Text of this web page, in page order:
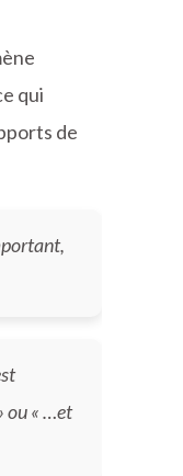
qui
de
ou « …et